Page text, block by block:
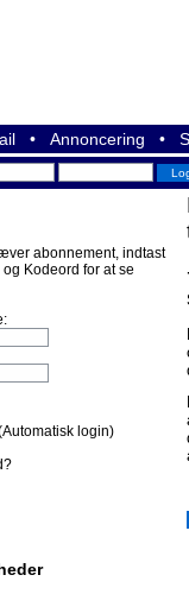
• Annoncering •
abonnement, indtast
Kodeord for at se
login)